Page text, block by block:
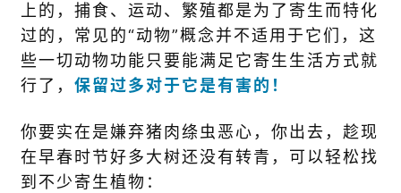
上的，捕食、运动、繁殖都是为了寄生而特化
过的，常见的“动物”概念并不适用于它们，这
些一切动物功能只要能满足它寄生生活方式就
行了， 保留过多对于它是有害的！
你要实在是嫌弃猪肉绦虫恶心，你出去，趁现
在早春时节好多大树还没有转青，可以轻松找
到不少寄生植物：